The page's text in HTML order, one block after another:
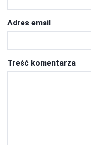
Adres email
Treść komentarza